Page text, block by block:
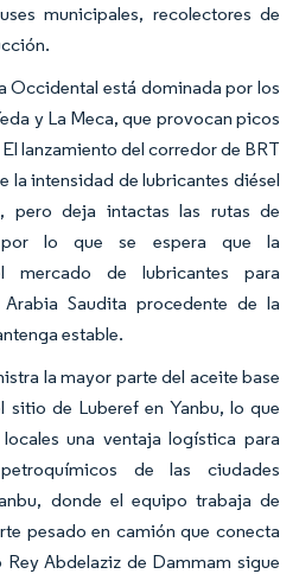
municipales, recolectores de
Occidental está dominada por los
y La Meca, que provocan picos
lanzamiento del corredor de BRT
la intensidad de lubricantes diésel
pero deja intactas las rutas de
por lo que se espera que la
mercado de lubricantes para
Saudita procedente de la
estable.
la mayor parte del aceite base
de Luberef en Yanbu, lo que
una ventaja logística para
de las ciudades
donde el equipo trabaja de
pesado en camión que conecta
Abdelaziz de Dammam sigue